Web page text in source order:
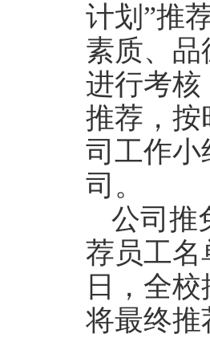
计划 ”推
素质、
进行考核
推荐，按
司工作小
司。
公司推
荐员工名
日，全
将最终推